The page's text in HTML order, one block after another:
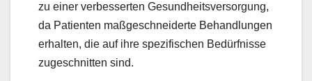
zu einer verbesserten Gesundheitsversorgung,
da Patienten maßgeschneiderte Behandlungen
erhalten, die auf ihre spezifischen Bedürfnisse
zugeschnitten sind.